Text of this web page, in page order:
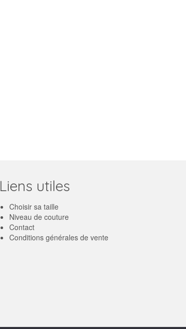
Liens utiles
Choisir sa taille
Niveau de couture
Contact
Conditions générales de vente